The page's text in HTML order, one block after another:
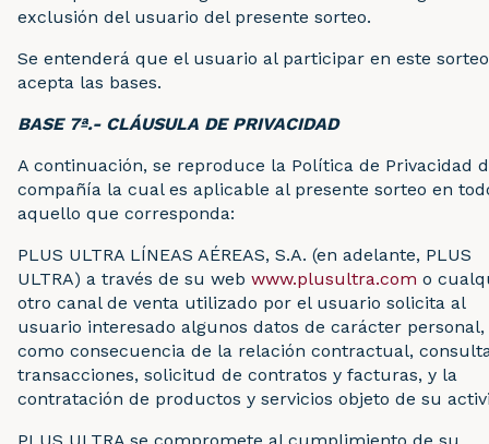
exclusión del usuario del presente sorteo.
Se entenderá que el usuario al participar en este sorteo
acepta las bases.
BASE 7ª.- CLÁUSULA DE PRIVACIDAD
A continuación, se reproduce la Política de Privacidad
compañía la cual es aplicable al presente sorteo en
aquello que corresponda:
PLUS ULTRA LÍNEAS AÉREAS, S.A. (en adelante, PLUS
ULTRA) a través de su web www.plusultra.com o
otro canal de venta utilizado por el usuario solicita al
usuario interesado algunos datos de carácter personal,
como consecuencia de la relación contractual,
transacciones, solicitud de contratos y facturas, y la
contratación de productos y servicios objeto de su